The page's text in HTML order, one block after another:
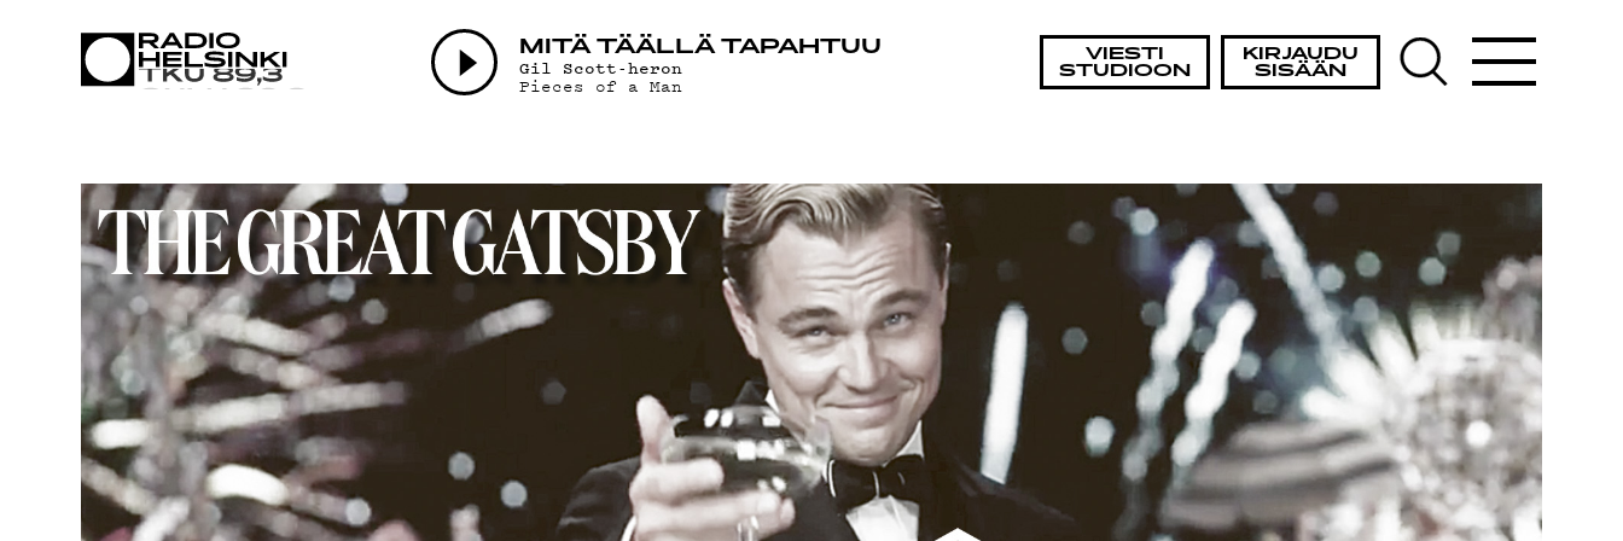
VIESTI
STUDIOON
KIRJAUDU
SISÄÄN
MITÄ TÄÄLLÄ TAPAHTUU
Gil Scott-heron
Pieces of a Man
AJANKOHTAISTA
OHJELMAT
TEKIJÄT
ON-DEMAND
PODCAST
MAINOSTA